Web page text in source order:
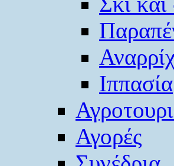
Ιππασία
Αγορές